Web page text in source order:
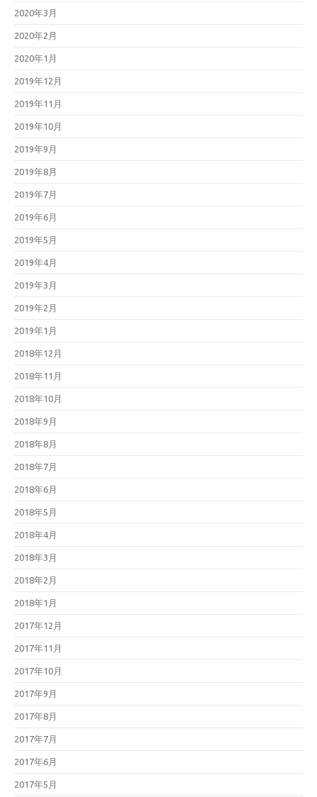
2020年3月
2020年2月
2020年1月
2019年12月
2019年11月
2019年10月
2019年9月
2019年8月
2019年7月
2019年6月
2019年5月
2019年4月
2019年3月
2019年2月
2019年1月
2018年12月
2018年11月
2018年10月
2018年9月
2018年8月
2018年7月
2018年6月
2018年5月
2018年4月
2018年3月
2018年2月
2018年1月
2017年12月
2017年11月
2017年10月
2017年9月
2017年8月
2017年7月
2017年6月
2017年5月